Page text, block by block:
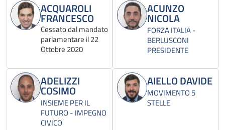
ACQUAROLI
FRANCESCO
Cessato dal mandato
parlamentare il 22
Ottobre 2020
ACUNZO
NICOLA
FORZA ITALIA -
BERLUSCONI
PRESIDENTE
ADELIZZI
COSIMO
INSIEME PER IL
FUTURO - IMPEGNO
CIVICO
AIELLO DAVIDE
MOVIMENTO 5
STELLE